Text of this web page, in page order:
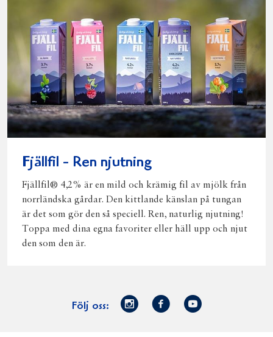
Fjällfil - Ren njutning
Fjällfil® 4,2% är en mild och krämig fil av mjölk från
norrländska gårdar. Den kittlande känslan på tungan
är det som gör den så speciell. Ren, naturlig njutning!
Toppa med dina egna favoriter eller häll upp och njut
den som den är.
Följ oss:
Norrmejerier
Facebook
Youtube